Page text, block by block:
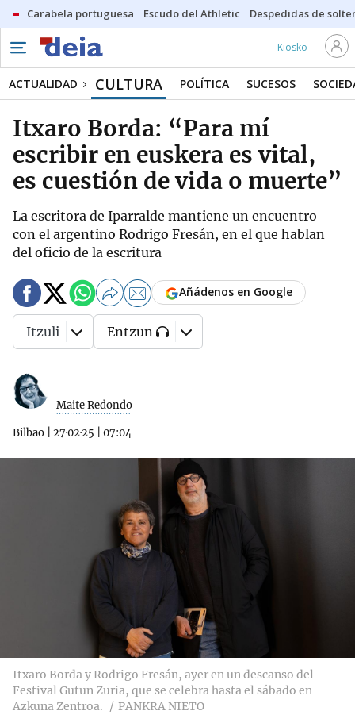
Carabela portuguesa Escudo del Athletic Despedidas de
Kiosko
ACTUALIDAD CULTURA POLÍTICA SUCESOS
Itxaro Borda: “Para mí
escribir en euskera es vital,
es cuestión de vida o muerte”
La escritora de Iparralde mantiene un encuentro
con el argentino Rodrigo Fresán, en el que hablan
del oficio de la escritura
Maite Redondo
Bilbao 27·02·25 07:04
Añádenos en Google
Itzuli Entzun
Itxaro Borda y Rodrigo Fresán, ayer en un descanso del
Festival Gutun Zuria, que se celebra hasta el sábado en
Azkuna Zentroa.
PANKRA NIETO